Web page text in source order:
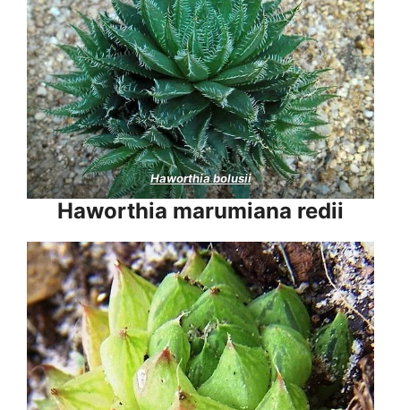
Haworthia bolusii
Haworthia marumiana redii